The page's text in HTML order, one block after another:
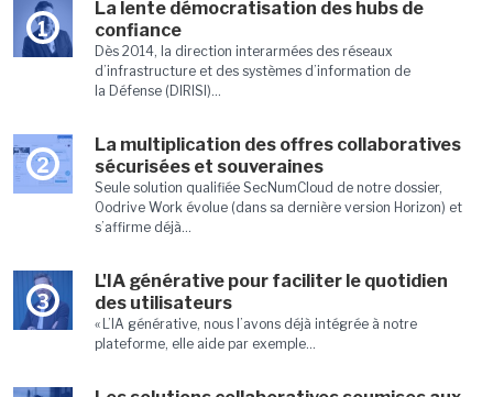
1
La lente démocratisation des hubs de
confiance
Dès 2014, la direction interarmées des réseaux
d’infrastructure et des systèmes d’information de
la Défense (DIRISI)...
2
La multiplication des offres collaboratives
sécurisées et souveraines
Seule solution qualifiée SecNumCloud de notre dossier,
Oodrive Work évolue (dans sa dernière version Horizon) et
s’affirme déjà...
3
L'IA générative pour faciliter le quotidien
des utilisateurs
« L’IA générative, nous l’avons déjà intégrée à notre
plateforme, elle aide par exemple...